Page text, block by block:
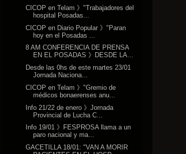
CICOP en Telam 》"Trabajadores del
hospital Posadas...
CICOP en Diario Popular 》"Paran
hoy en el Posadas ...
8 AM CONFERENCIA DE PRENSA
EN EL POSADAS 》DESDE LA...
Desde las 0hs de este martes 23/01
Jornada Naciona...
CICOP en Telam 》"Gremio de
médicos bonaerenses anu...
Info 21/22 de enero 》Jornada
Provincial de Lucha C...
Info 19/01 》FESPROSA llama a un
paro nacional y ma...
GACETILLA 18/01: "VAN A MORIR